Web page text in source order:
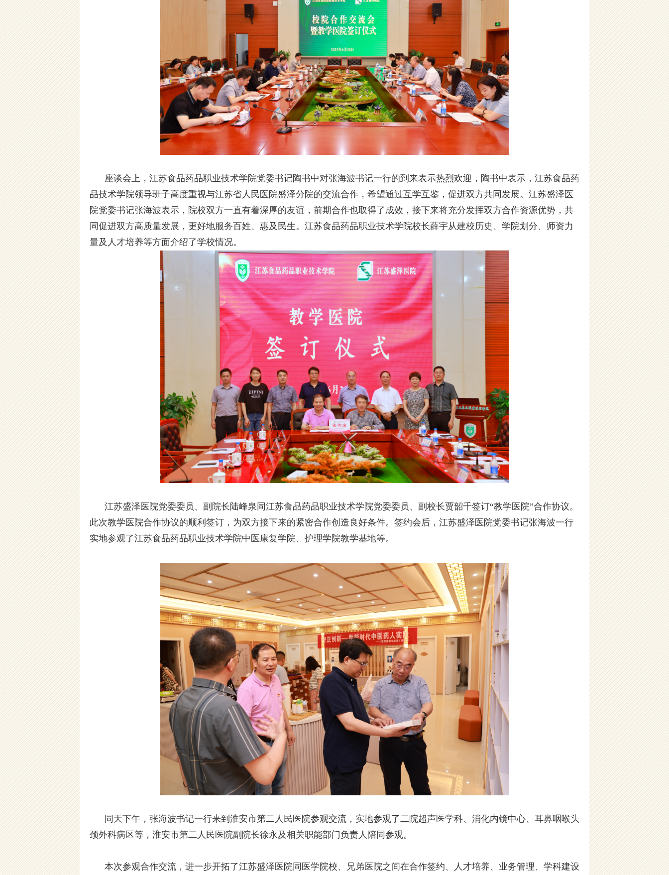
座谈会上，江苏食品药品职业技术学院党委书记陶书中对张海波书记一行的到来表示热烈欢迎，陶书中表示，江苏食品药
品技术学院领导班子高度重视与江苏省人民医院盛泽分院的交流合作，希望通过互学互鉴，促进双方共同发展。江苏盛泽医
院党委书记张海波表示，院校双方一直有着深厚的友谊，前期合作也取得了成效，接下来将充分发挥双方合作资源优势，共
同促进双方高质量发展，更好地服务百姓、惠及民生。江苏食品药品职业技术学院校长薛宇从建校历史、学院划分、师资力
量及人才培养等方面介绍了学校情况。
江苏盛泽医院党委委员、副院长陆峰泉同江苏食品药品职业技术学院党委委员、副校长贾韶千签订“教学医院”合作协议。
此次教学医院合作协议的顺利签订，为双方接下来的紧密合作创造良好条件。签约会后，江苏盛泽医院党委书记张海波一行
实地参观了江苏食品药品职业技术学院中医康复学院、护理学院教学基地等。
同天下午，张海波书记一行来到淮安市第二人民医院参观交流，实地参观了二院超声医学科、消化内镜中心、耳鼻咽喉头
颈外科病区等，淮安市第二人民医院副院长徐永及相关职能部门负责人陪同参观。
本次参观合作交流，进一步开拓了江苏盛泽医院同医学院校、兄弟医院之间在合作签约、人才培养、业务管理、学科建设